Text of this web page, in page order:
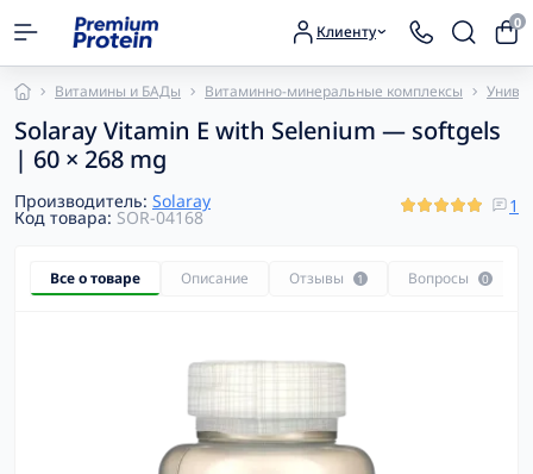
Клиенту 0
Витамины и БАДы Витаминно-минеральные комплексы
Solaray Vitamin E with Selenium — softgels
| 60 × 268 mg
Производитель: Solaray
Код товара: SOR-04168
1
Все о товаре Описание Отзывы 1 Вопросы 0